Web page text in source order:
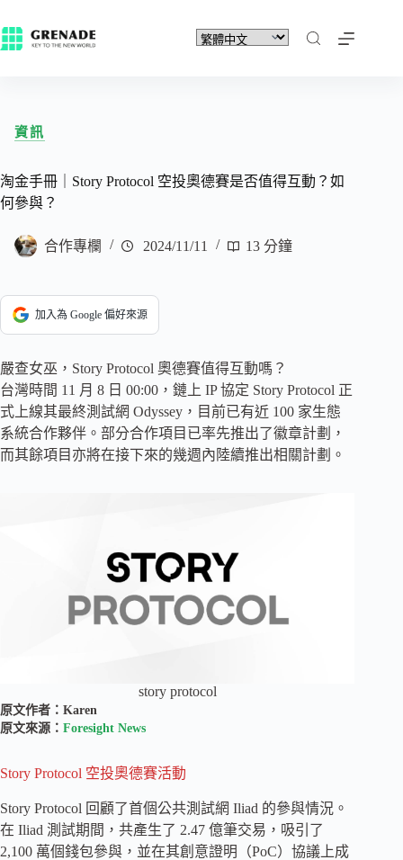
資訊
淘金手冊｜Story Protocol 空投奧德賽是否值得互動？如
何參與？
合作專欄 2024/11/11 13 分鐘
加入為 Google 偏好來源
嚴查女巫，Story Protocol 奧德賽值得互動嗎？
台灣時間 11 月 8 日 00:00，鏈上 IP 協定 Story Protocol 正
式上線其最終測試網 Odyssey，目前已有近 100 家生態
系統合作夥伴。部分合作項目已率先推出了徽章計劃，
而其餘項目亦將在接下來的幾週內陸續推出相關計劃。
story protocol
原文作者：Karen
原文來源： Foresight News
Story Protocol 空投奧德賽活動
Story Protocol 回顧了首個公共測試網 Iliad 的參與情況。
在 Iliad 測試期間，共產生了 2.47 億筆交易，吸引了
2,100 萬個錢包參與，並在其創意證明（PoC）協議上成